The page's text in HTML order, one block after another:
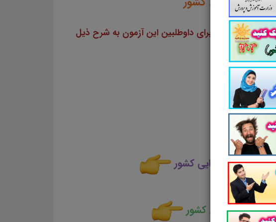
سایت علمی، آموزشی و فرهنگی پرتو یادگیری مجموعه منابع آمادگی برای آزمونهای استخدامی سال ۱۴۰۳ را برای داوطلبین این آزمون به شرح ذیل
های اجرایی کشور
های اجرایی کشور